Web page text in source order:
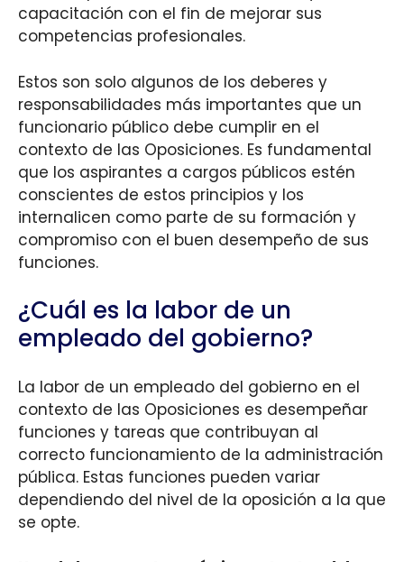
capacitación con el fin de mejorar sus
competencias profesionales.
Estos son solo algunos de los deberes y
responsabilidades más importantes que un
funcionario público debe cumplir en el
contexto de las Oposiciones. Es fundamental
que los aspirantes a cargos públicos estén
conscientes de estos principios y los
internalicen como parte de su formación y
compromiso con el buen desempeño de sus
funciones.
¿Cuál es la labor de un
empleado del gobierno?
La labor de un empleado del gobierno en el
contexto de las Oposiciones es desempeñar
funciones y tareas que contribuyan al
correcto funcionamiento de la administración
pública. Estas funciones pueden variar
dependiendo del nivel de la oposición a la que
se opte.